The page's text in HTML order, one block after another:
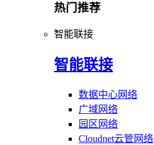
热门推荐
智能联接
智能联接
数据中心网络
广域网络
园区网络
Cloudnet云管网络